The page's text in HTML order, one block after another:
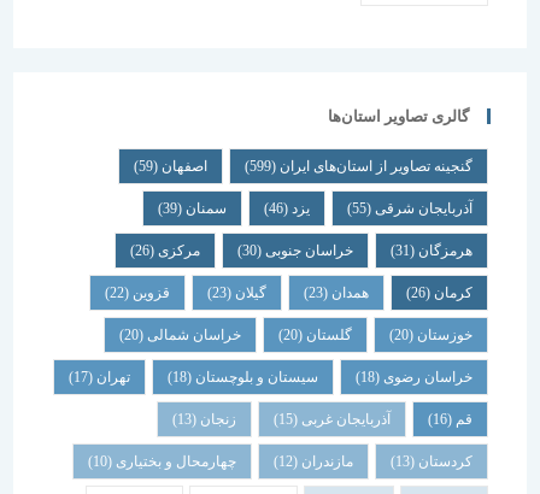
گالری تصاویر استان‌ها
گنجینه تصاویر از استان‌های ایران(599) اصفهان (59)
آذربایجان شرقی(55) یزد سمنان (39)
هرمزگان(31) خراسان جنوبی(30) مرکزی (26)
همدان گیلان قزوین
خوزستان(20) گلستان (20) خراسان شمالی(20)
خراسان رضوی(18) سیستان و بلوچستان(18) تهران
آذربایجان غربی(15) زنجان
کردستان(13) مازندران(12) چهارمحال و بختیاری (10)